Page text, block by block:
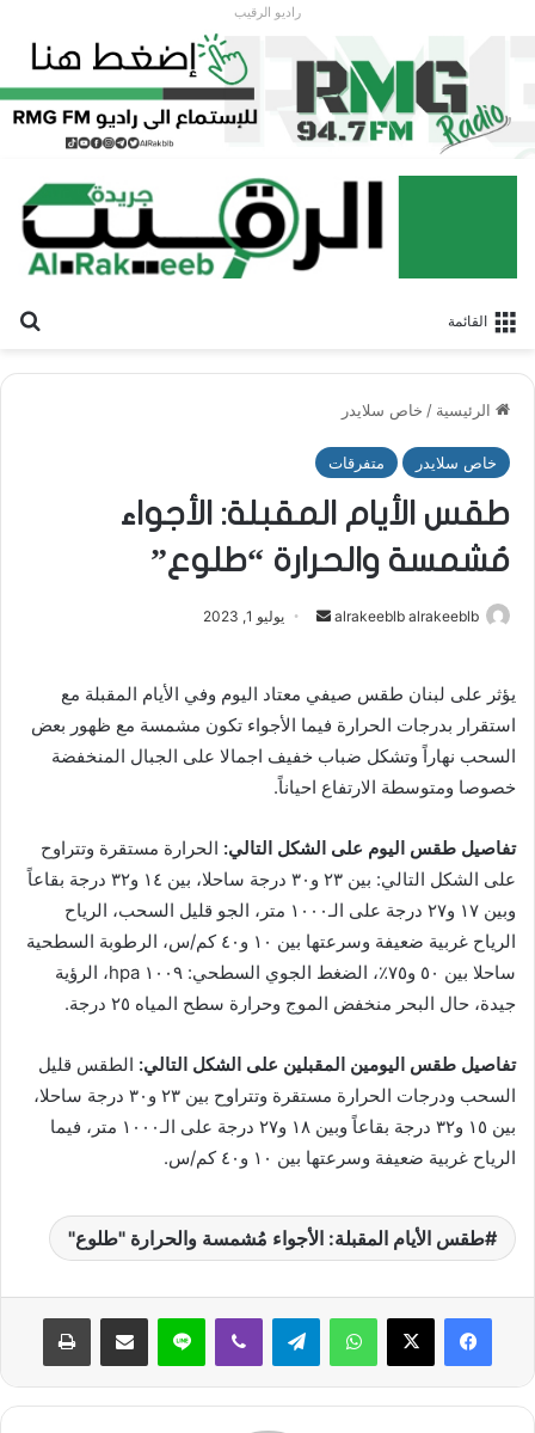
راديو الرقيب
القائمة
الرئيسية / خاص سلايدر
خاص سلايدر متفرقات
طقس الأيام المقبلة: الأجواء
مُشمسة والحرارة “طلوع”
alrakeeblb alrakeeblb
ل
ب
ر
ا
ك
ي
ا
يوليو 1, 2023
يؤثر على لبنان طقس صيفي معتاد اليوم وفي الأيام المقبلة مع
استقرار بدرجات الحرارة فيما الأجواء تكون مشمسة مع ظهور بعض
السحب نهاراً وتشكل ضباب خفيف اجمالا على الجبال المنخفضة
خصوصا ومتوسطة الارتفاع احياناً.
تفاصيل طقس اليوم على الشكل التالي: الحرارة مستقرة وتتراوح
على الشكل التالي: بين ٢٣ و٣٠ درجة ساحلا، بين ١٤ و٣٢ درجة بقاعاً
وبين ١٧ و٢٧ درجة على الـ١٠٠٠ متر، الجو قليل السحب، الرياح
الرياح غربية ضعيفة وسرعتها بين ١٠ و٤٠ كم/س، الرطوبة السطحية
ساحلا بين ٥٠ و٧٥٪، الضغط الجوي السطحي: ١٠٠٩ hpa، الرؤية
جيدة، حال البحر منخفض الموج وحرارة سطح المياه ٢٥ درجة.
تفاصيل طقس اليومين المقبلين على الشكل التالي: الطقس قليل
السحب ودرجات الحرارة مستقرة وتتراوح بين ٢٣ و٣٠ درجة ساحلا،
بين ١٥ و٣٢ درجة بقاعاً وبين ١٨ و٢٧ درجة على الـ١٠٠٠ متر، فيما
الرياح غربية ضعيفة وسرعتها بين ١٠ و٤٠ كم/س.
طقس الأيام المقبلة: الأجواء مُشمسة والحرارة "طلوع"
واتساب لاين